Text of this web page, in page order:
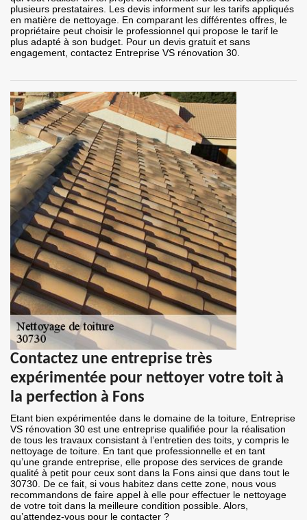
plusieurs prestataires. Les devis informent sur les tarifs appliqués
en matière de nettoyage. En comparant les différentes offres, le
propriétaire peut choisir le professionnel qui propose le tarif le
plus adapté à son budget. Pour un devis gratuit et sans
engagement, contactez Entreprise VS rénovation 30.
Contactez une entreprise très
expérimentée pour nettoyer votre toit à
la perfection à Fons
Etant bien expérimentée dans le domaine de la toiture, Entreprise
VS rénovation 30 est une entreprise qualifiée pour la réalisation
de tous les travaux consistant à l’entretien des toits, y compris le
nettoyage de toiture. En tant que professionnelle et en tant
qu’une grande entreprise, elle propose des services de grande
qualité à petit pour ceux sont dans la Fons ainsi que dans tout le
30730. De ce fait, si vous habitez dans cette zone, nous vous
recommandons de faire appel à elle pour effectuer le nettoyage
de votre toit dans la meilleure condition possible. Alors,
qu’attendez-vous pour le contacter ?